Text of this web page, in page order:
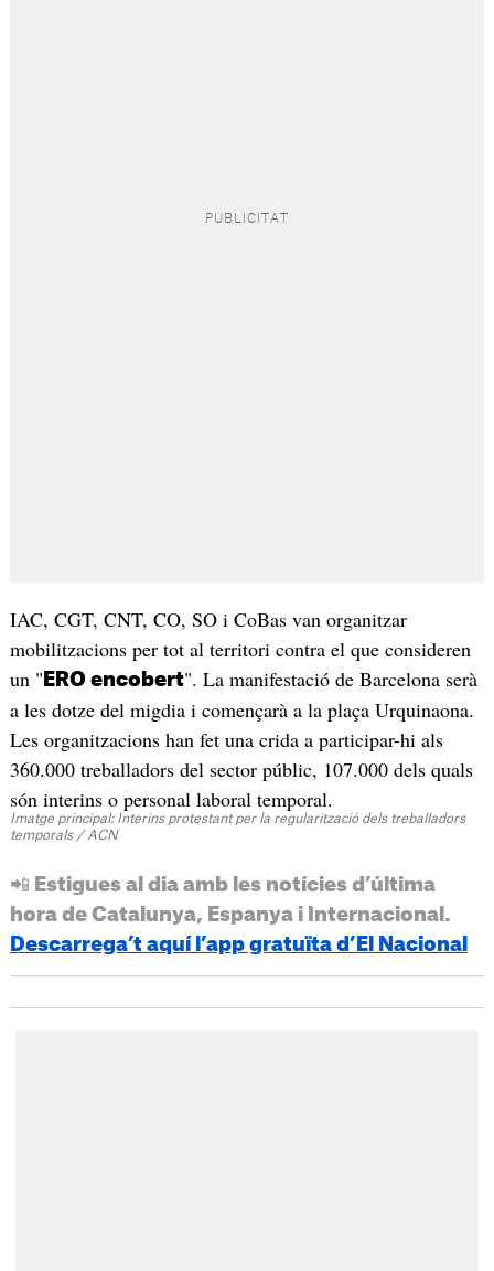
IAC, CGT, CNT, CO, SO i CoBas van organitzar
mobilitzacions per tot al territori contra el que consideren
un " ERO encobert". La manifestació de Barcelona serà
a les dotze del migdia i començarà a la plaça Urquinaona.
Les organitzacions han fet una crida a participar-hi als
360.000 treballadors del sector públic, 107.000 dels quals
són interins o personal laboral temporal.
Imatge principal: Interins protestant per la regularització dels treballadors
temporals / ACN
📲 Estigues al dia amb les notícies d’última
hora de Catalunya, Espanya i Internacional.
Descarrega’t aquí l’app gratuïta d’El Nacional